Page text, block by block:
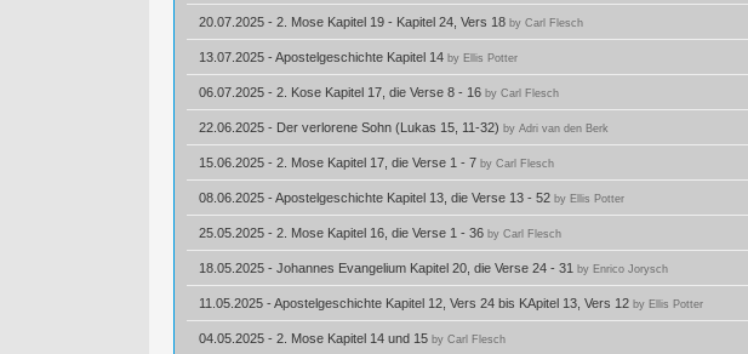
20.07.2025 - 2. Mose Kapitel 19 - Kapitel 24, Vers 18 by Carl Flesch
13.07.2025 - Apostelgeschichte Kapitel 14 by Ellis Potter
06.07.2025 - 2. Kose Kapitel 17, die Verse 8 - 16 by Carl Flesch
22.06.2025 - Der verlorene Sohn (Lukas 15, 11-32) by Adri van den Berk
15.06.2025 - 2. Mose Kapitel 17, die Verse 1 - 7 by Carl Flesch
08.06.2025 - Apostelgeschichte Kapitel 13, die Verse 13 - 52 by Ellis Potter
25.05.2025 - 2. Mose Kapitel 16, die Verse 1 - 36 by Carl Flesch
18.05.2025 - Johannes Evangelium Kapitel 20, die Verse 24 - 31 by Enrico Jorysch
11.05.2025 - Apostelgeschichte Kapitel 12, Vers 24 bis KApitel 13, Vers 12 by Ellis Potter
04.05.2025 - 2. Mose Kapitel 14 und 15 by Carl Flesch